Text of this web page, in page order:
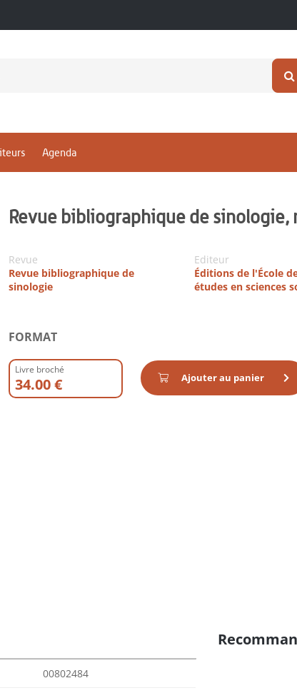
Agenda
Revue bibliographique de
Revue
Revue bibliographique de
sinologie
Editeur
Éditions de l'École
études en sciences
FORMAT
Livre broché
34.00 € Ajouter au panier
00802484